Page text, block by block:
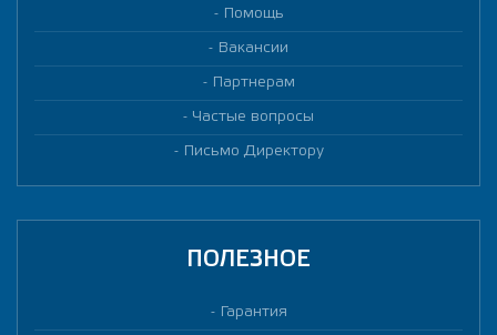
Помощь
Вакансии
Партнерам
Частые вопросы
Письмо Директору
ПОЛЕЗНОЕ
Гарантия